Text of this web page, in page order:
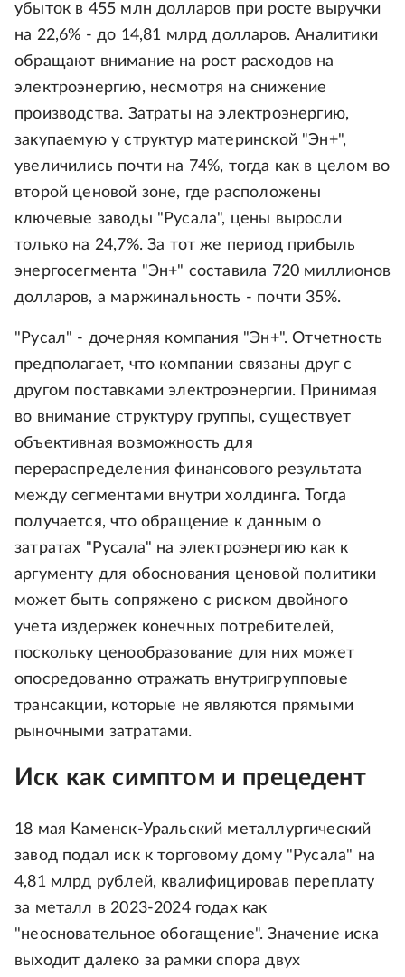
убыток в 455 млн долларов при росте выручки
на 22,6% - до 14,81 млрд долларов. Аналитики
обращают внимание на рост расходов на
электроэнергию, несмотря на снижение
производства. Затраты на электроэнергию,
закупаемую у структур материнской "Эн+",
увеличились почти на 74%, тогда как в целом во
второй ценовой зоне, где расположены
ключевые заводы "Русала", цены выросли
только на 24,7%. За тот же период прибыль
энергосегмента "Эн+" составила 720 миллионов
долларов, а маржинальность - почти 35%.
"Русал" - дочерняя компания "Эн+". Отчетность
предполагает, что компании связаны друг с
другом поставками электроэнергии. Принимая
во внимание структуру группы, существует
объективная возможность для
перераспределения финансового результата
между сегментами внутри холдинга. Тогда
получается, что обращение к данным о
затратах "Русала" на электроэнергию как к
аргументу для обоснования ценовой политики
может быть сопряжено с риском двойного
учета издержек конечных потребителей,
поскольку ценообразование для них может
опосредованно отражать внутригрупповые
трансакции, которые не являются прямыми
рыночными затратами.
Иск как симптом и прецедент
18 мая Каменск-Уральский металлургический
завод подал иск к торговому дому "Русала" на
4,81 млрд рублей, квалифицировав переплату
за металл в 2023-2024 годах как
"неосновательное обогащение". Значение иска
выходит далеко за рамки спора двух